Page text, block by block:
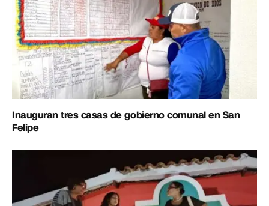
Inauguran tres casas de gobierno comunal en San
Felipe